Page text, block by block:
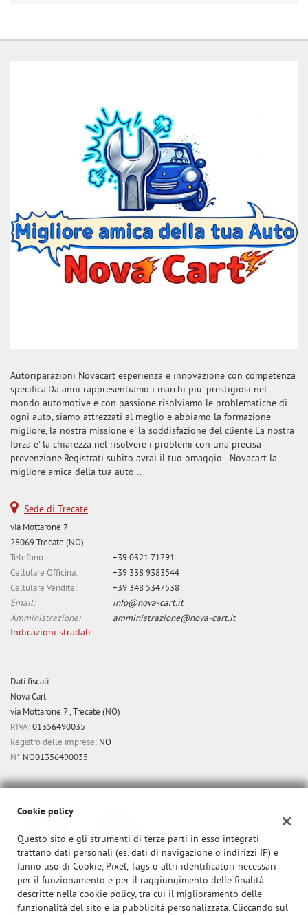
Autoriparazioni Novacart esperienza e innovazione con competenza
specifica.Da anni rappresentiamo i marchi piu' prestigiosi nel
mondo automotive e con passione risolviamo le problematiche di
ogni auto, siamo attrezzati al meglio e abbiamo la formazione
migliore, la nostra missione e' la soddisfazione del cliente.La nostra
forza e' la chiarezza nel risolvere i problemi con una precisa
prevenzione.Registrati subito avrai il tuo omaggio...Novacart la
migliore amica della tua auto...
Sede di Trecate
via Mottarone 7
28069 Trecate (NO)
Telefono:
+39 0321 71791
Cellulare Officina:
+39 338 9383544
Cellulare Vendite:
+39 348 5347538
Email:
info@nova-cart.it
Amministrazione:
amministrazione@nova-cart.it
Indicazioni stradali
Dati fiscali:
Nova Cart
via Mottarone 7 , Trecate (NO)
P.IVA:01356490035
Registro delle imprese: NO
N° NO01356490035
Cookie policy
Questo sito e gli strumenti di terze parti in esso integrati
trattano dati personali (es. dati di navigazione o indirizzi IP) e
fanno uso di Cookie, Pixel, Tags o altri identificatori necessari
per il funzionamento e per il raggiungimento delle finalità
descritte nella cookie policy, tra cui il miglioramento delle
funzionalità del sito e la pubblicità personalizzata. Cliccando sul